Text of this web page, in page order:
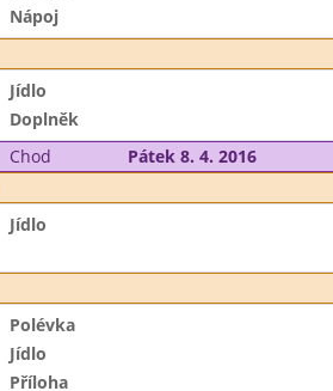
Nápoj
Jídlo
Doplněk
Chod Pátek 8. 4. 2016
Jídlo
Polévka
Jídlo
Příloha